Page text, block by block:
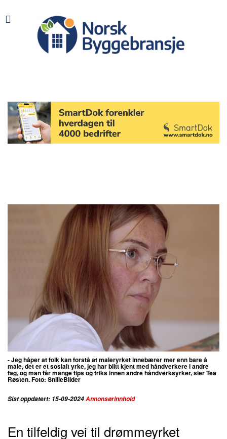
- Jeg håper at folk kan forstå at maleryrket innebærer mer enn bare å
male, det er et sosialt yrke, jeg har blitt kjent med håndverkere i andre
fag, og man får mange tips og triks innen andre håndverksyrker, sier Tea
Røsten.Foto: SnilleBilder
Sist oppdatert: 15-09-2024Annonsørinnhold
En tilfeldig vei til drømmeyrket